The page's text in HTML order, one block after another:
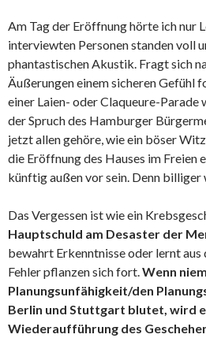
Am Tag der Eröffnung hörte ich nur
interviewten Personen standen voll
phantastischen Akustik. Fragt sich
Äußerungen einem sicheren Gefühl
einer Laien- oder Claqueure-Parade
der Spruch des Hamburger
jetzt allen gehöre, wie ein böser
die Eröffnung des Hauses im Freien
künftig außen vor sein. Denn billiger
Das Vergessen ist wie ein
Hauptschuld am Desaster der
bewahrt Erkenntnisse oder lernt aus
Fehler pflanzen sich fort.Wenn
Planungsunfähigkeit/den
Berlin und Stuttgart blutet, wird
Wiederaufführung des